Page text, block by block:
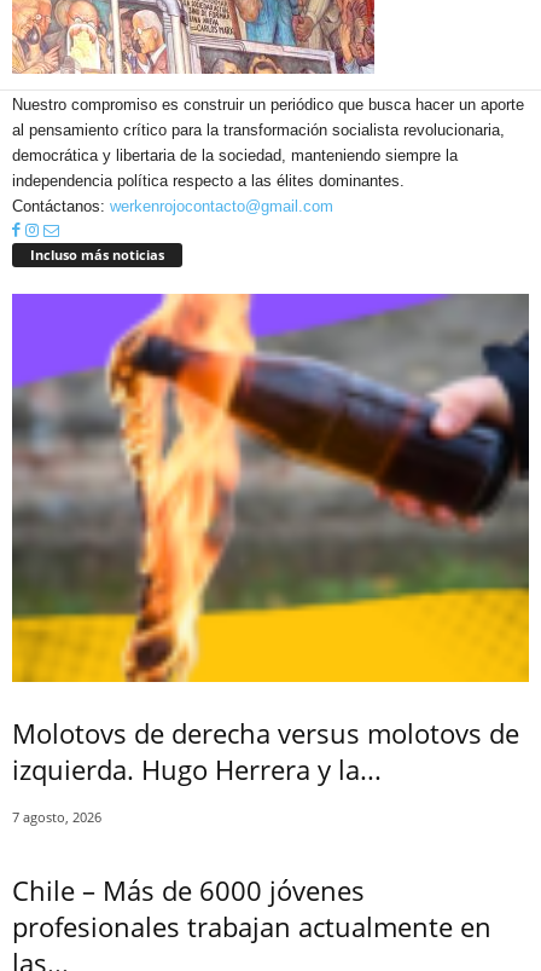
Nuestro compromiso es construir un periódico que busca hacer un aporte
al pensamiento crítico para la transformación socialista revolucionaria,
democrática y libertaria de la sociedad, manteniendo siempre la
independencia política respecto a las élites dominantes.
Contáctanos: werkenrojocontacto@gmail.com
Incluso más noticias
Molotovs de derecha versus molotovs de
izquierda. Hugo Herrera y la...
7 agosto, 2026
Chile – Más de 6000 jóvenes
profesionales trabajan actualmente en
las...